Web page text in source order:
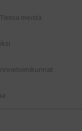
Tietoa meistä